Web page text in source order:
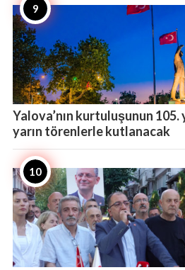
Yalova’nın kurtuluşunun 105.
yarın törenlerle kutlanacak